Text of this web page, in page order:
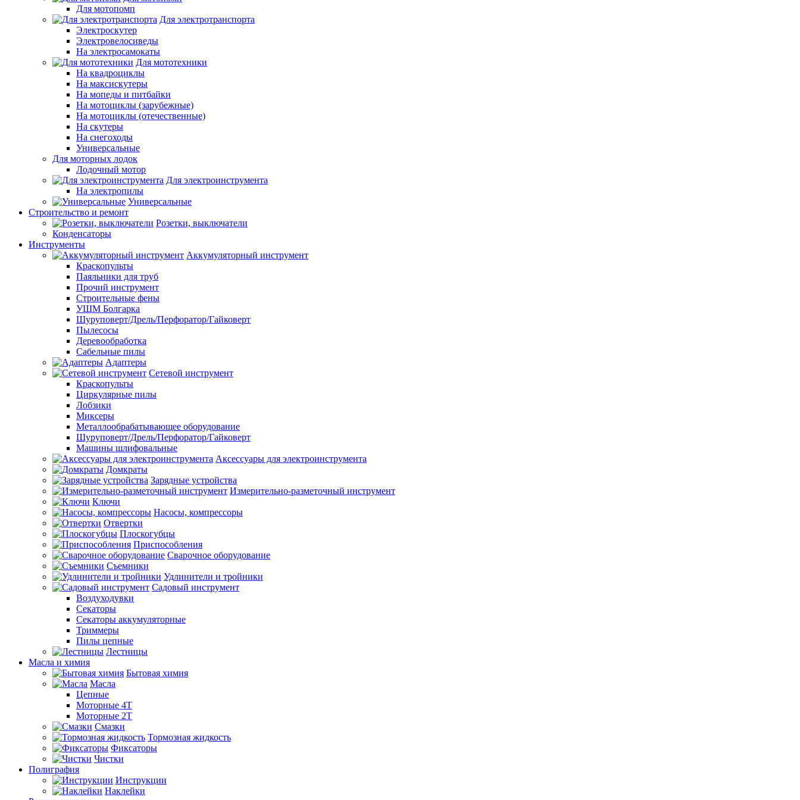
Для мотопомп
Для электротранспорта
Электроскутер
Электровелосиведы
На электросамокаты
Для мототехники
На квадроциклы
На максискутеры
На мопеды и питбайки
На мотоциклы (зарубежные)
На мотоциклы (отечественные)
На скутеры
На снегоходы
Универсальные
Для моторных лодок
Лодочный мотор
Для электроинструмента
На электропилы
Универсальные
Строительство и ремонт
Розетки, выключатели
Конденсаторы
Инструменты
Аккумуляторный инструмент
Краскопульты
Паяльники для труб
Прочий инструмент
Строительные фены
УШМ Болгарка
Шуруповерт/Дрель/Перфоратор/Гайковерт
Пылесосы
Деревообработка
Сабельные пилы
Адаптеры
Сетевой инструмент
Краскопульты
Циркулярные пилы
Лобзики
Миксеры
Металлообрабатывающее оборудование
Шуруповерт/Дрель/Перфоратор/Гайковерт
Машины шлифовальные
Аксессуары для электроинструмента
Домкраты
Зарядные устройства
Измерительно-разметочный инструмент
Ключи
Насосы, компрессоры
Отвертки
Плоскогубцы
Приспособления
Сварочное оборудование
Съемники
Удлинители и тройники
Садовый инструмент
Воздуходувки
Секаторы
Секаторы аккумуляторные
Триммеры
Пилы цепные
Лестницы
Масла и химия
Бытовая химия
Масла
Цепные
Моторные 4Т
Моторные 2Т
Смазки
Тормозная жидкость
Фиксаторы
Чистки
Полиграфия
Инструкции
Наклейки